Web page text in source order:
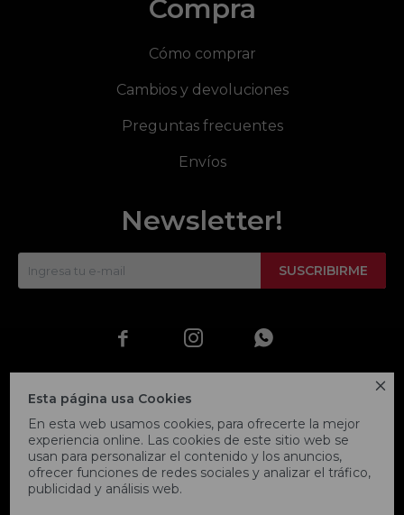

Esta página usa Cookies
En esta web usamos cookies, para ofrecerte la mejor
experiencia online. Las cookies de este sitio web se
usan para personalizar el contenido y los anuncios,
ofrecer funciones de redes sociales y analizar el tráfico,
publicidad y análisis web.
Compra
Cómo comprar
Cambios y devoluciones
Preguntas frecuentes
Envíos
Newsletter!
SUSCRIBIRME
  